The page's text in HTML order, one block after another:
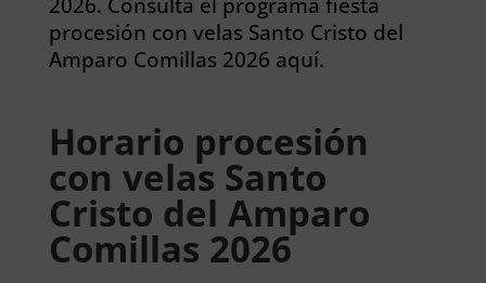
procesión con velas Santo Cristo del
Amparo Comillas 2026 aquí.
Horario procesión
con velas Santo
Cristo del Amparo
Comillas 2026